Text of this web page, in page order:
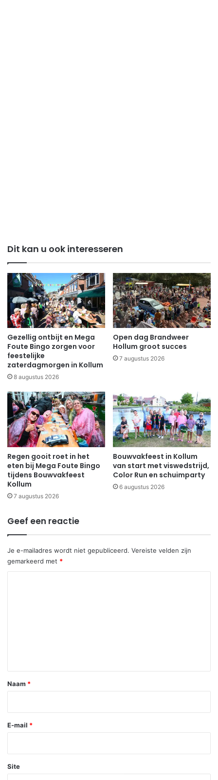
Dit kan u ook interesseren
Gezellig ontbijt en Mega
Foute Bingo zorgen voor
feestelijke
zaterdagmorgen in Kollum
8 augustus 2026
Open dag Brandweer
Hollum groot succes
7 augustus 2026
Regen gooit roet in het
eten bij Mega Foute Bingo
tijdens Bouwvakfeest
Kollum
7 augustus 2026
Bouwvakfeest in Kollum
van start met viswedstrijd,
Color Run en schuimparty
6 augustus 2026
Geef een reactie
Je e-mailadres wordt niet gepubliceerd. Vereiste velden zijn
gemarkeerd met *
*
Naam *
E-mail *
Site